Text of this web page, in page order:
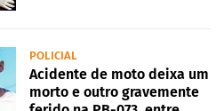
POLICIAL
Acidente de moto deixa um
morto e outro gravemente